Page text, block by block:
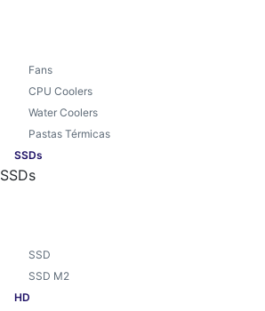
Fans
CPU Coolers
Water Coolers
Pastas Térmicas
SSDs
SSDs
SSD
SSD M2
HD